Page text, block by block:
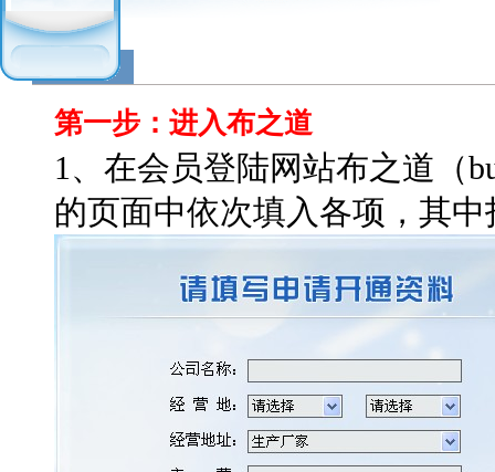
第一步：进入布之道
1、在会员登陆网站布之道（
的页面中依次填入各项，其